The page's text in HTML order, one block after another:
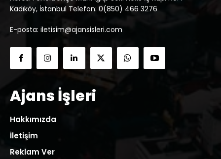
Kadıköy, İstanbul Telefon: 0(850) 466 3276
E-posta: iletisim@ajansisleri.com
Ajans İşleri
Hakkımızda
İletişim
Reklam Ver